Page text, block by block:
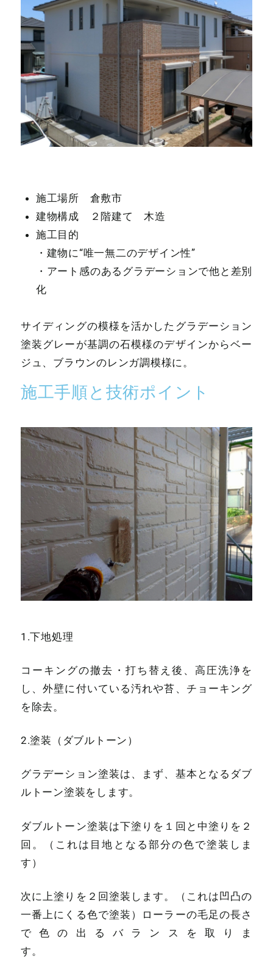
施工場所 倉敷市
建物構成 ２階建て 木造
施工目的
・建物に“唯一無二のデザイン性”
・アート感のあるグラデーションで他と差別
化
サイディングの模様を活かしたグラデーション
塗装グレーが基調の石模様のデザインからベー
ジュ、ブラウンのレンガ調模様に。
施工手順と技術ポイント
1.下地処理
コーキングの撤去・打ち替え後、高圧洗浄を
し、外壁に付いている汚れや苔、チョーキング
を除去。
2.塗装（ダブルトーン）
グラデーション塗装は、まず、基本となるダブ
ルトーン塗装をします。
ダブルトーン塗装は下塗りを１回と中塗りを２
回。（これは目地となる部分の色で塗装しま
す）
次に上塗りを２回塗装します。（これは凹凸の
一番上にくる色で塗装）ローラーの毛足の長さ
で色の出るバランスを取りま